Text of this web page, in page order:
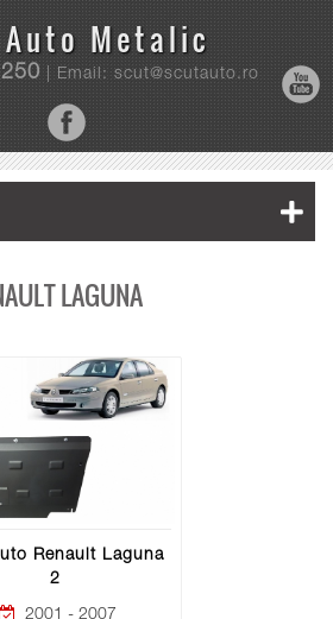
Metalic
| Email: scut@scutauto.ro
LAGUNA
Renault Laguna
2
2001 - 2007